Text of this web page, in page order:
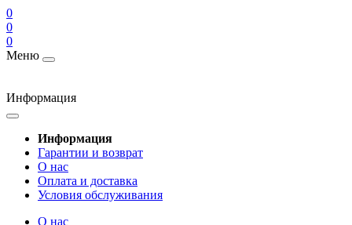
0
0
0
Меню
Информация
Информация
Гарантии и возврат
О нас
Оплата и доставка
Условия обслуживания
О нас